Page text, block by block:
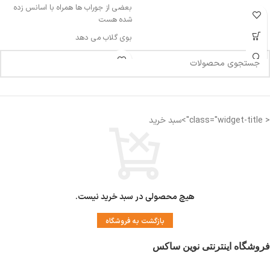
بعضی از جوراب ها همراه با اسانس زده
شده هست
بوی گلاب می دهد
< class="widget-title">سبد خرید
هیچ محصولی در سبد خرید نیست.
بازگشت به فروشگاه
فروشگاه اینترنتی نوین ساکس